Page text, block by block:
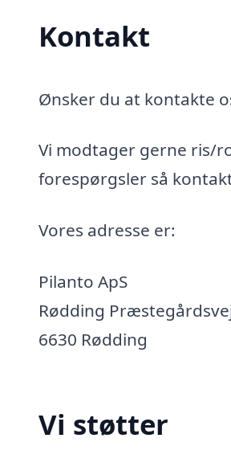
Kontakt
Ønsker du at kontakte
Vi modtager gerne ris/
forespørgsler så
Vores adresse er:
Pilanto ApS
Rødding
6630 Rødding
Vi støtter